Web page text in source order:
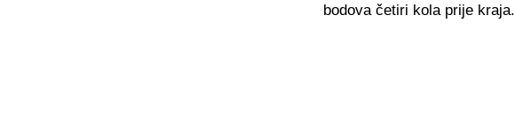
bodova četiri kola prije kraja.